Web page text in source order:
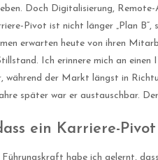
Doch Digitalisierung,
Pivot ist nicht länger „Plan B“,
erwarten heute von ihren
Ich erinnere mich an
während der Markt längst in
später war er austauschbar.
ein Karriere-
Führungskraft habe ich gelernt,